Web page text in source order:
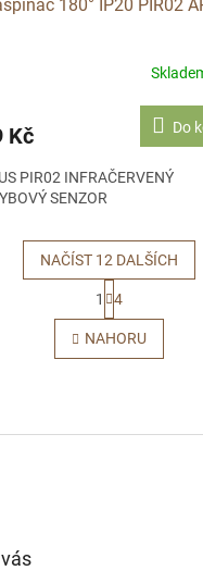
180° IP20 PIR02
Kč Do
PIR02 INFRAČERVENÝ
SENZOR
O
v
l
c
NAČÍST 12 DALŠÍCH
t
r
á
n
á
1 4
NAHORU